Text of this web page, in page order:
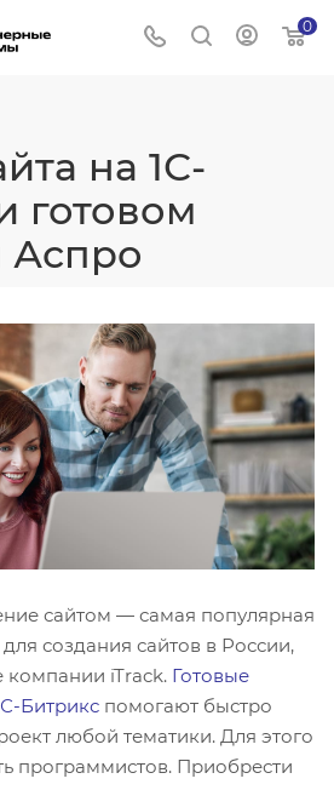
0
на 1С-
готовом
сайтом — самая популярная
создания сайтов в России,
компании iTrack. Готовые
Битрикс помогают быстро
любой тематики. Для этого
программистов. Приобрести